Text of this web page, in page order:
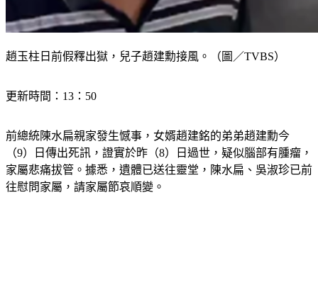
趙玉柱日前假釋出獄，兒子趙建勳接風。（圖／TVBS）
更新時間：13：50
前總統陳水扁親家發生憾事，女婿趙建銘的弟弟趙建勳今
（9）日傳出死訊，證實於昨（8）日過世，疑似腦部有腫瘤，
家屬悲痛拔管。據悉，遺體已送往靈堂，陳水扁、吳淑珍已前
往慰問家屬，請家屬節哀順變。